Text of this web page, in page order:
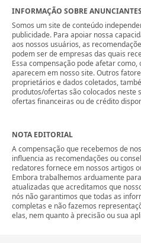
INFORMAÇÃO SOBRE ANUNCIANTES
Somos um site de conteúdo
publicidade. Para apoiar nossa
aos nossos usuários, as
podem ser de empresas das quais
Essa compensação pode afetar
aparecem em nosso site. Outros
proprietários e dados coletados,
produtos/ofertas são colocados neste
ofertas financeiras ou de crédito
NOTA EDITORIAL
A compensação que recebemos de
influencia as recomendações ou
redatores fornece em nossos artigos
Embora trabalhemos arduamente
atualizadas que acreditamos que
nós não garantimos que todas as
completas e não fazemos
elas, nem quanto à precisão ou sua